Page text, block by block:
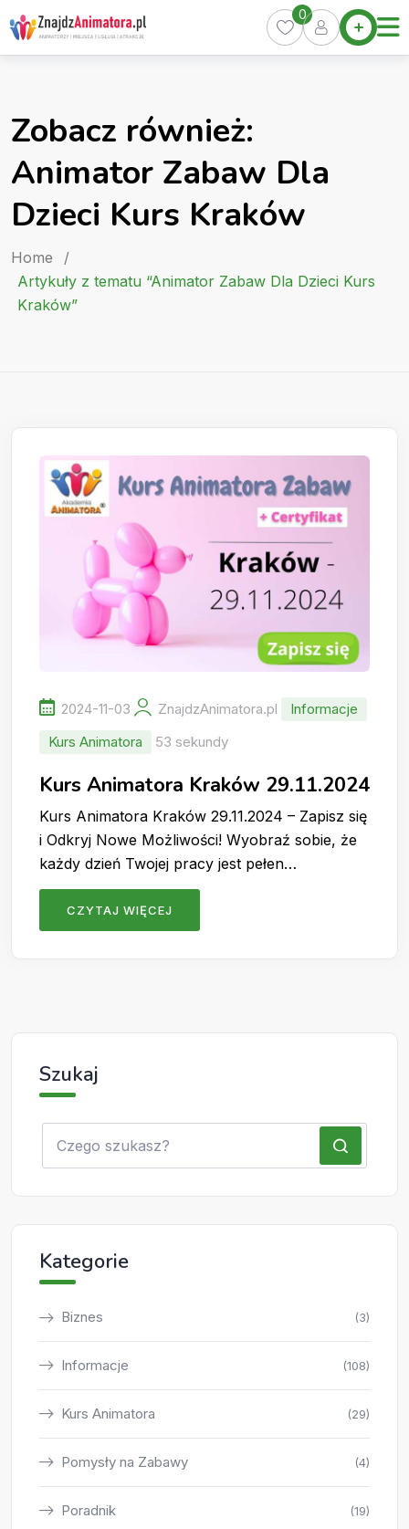
Skip
to
content
Home
Oferty
Kurs
Artykuły
0
Zobacz również:
Animator Zabaw Dla
Dzieci Kurs Kraków
Home
/
Artykuły z tematu “Animator Zabaw Dla Dzieci Kurs
Kraków”
2024-11-03 ZnajdzAnimatora.pl
Informacje
Kurs Animatora
53 sekundy
Kurs Animatora Kraków 29.11.2024
Kurs Animatora Kraków 29.11.2024 – Zapisz się
i Odkryj Nowe Możliwości! Wyobraź sobie, że
każdy dzień Twojej pracy jest pełen…
CZYTAJ WIĘCEJ
Szukaj
Kategorie
Biznes (3)
Informacje (108)
Kurs Animatora (29)
Pomysły na Zabawy (4)
Poradnik (19)